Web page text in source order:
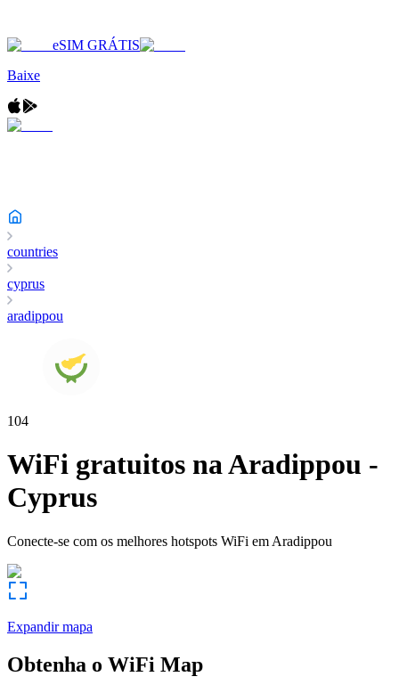
eSIM GRÁTIS
Baixe
countries
cyprus
aradippou
104
WiFi gratuitos naAradippou -
Cyprus
Conecte-se com os melhores hotspots WiFi em Aradippou
Expandir mapa
Obtenha o WiFi Map